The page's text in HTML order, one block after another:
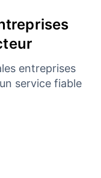
entreprises
service fiable